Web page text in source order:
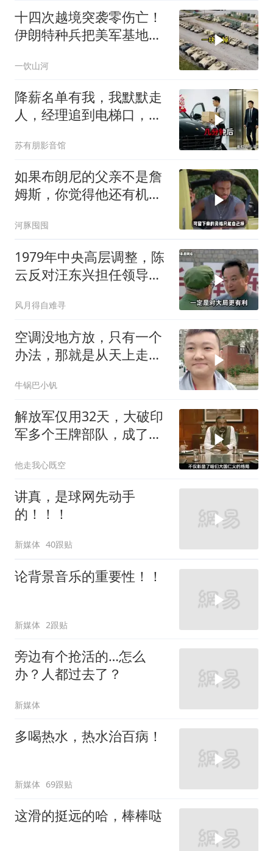
十四次越境突袭零伤亡！
伊朗特种兵把美军基地当
眼瞎
一饮山河
降薪名单有我，我默默走
人，经理追到电梯口，见
苏有朋影音馆
如果布朗尼的父亲不是詹
姆斯，你觉得他还有机会
河豚囤囤
1979年中央高层调整，陈
云反对汪东兴担任领导职
风月得自难寻
空调没地方放，只有一个
办法，那就是从天上走，
牛锅巴小钒
解放军仅用32天，大破印
军多个王牌部队，成了印
他走我心既空
讲真，是球网先动手
的！！！
新媒体 40跟贴
论背景音乐的重要性！！
新媒体 2跟贴
旁边有个抢活的…怎么
办？人都过去了？
新媒体
多喝热水，热水治百病！
新媒体 69跟贴
这滑的挺远的哈，棒棒哒